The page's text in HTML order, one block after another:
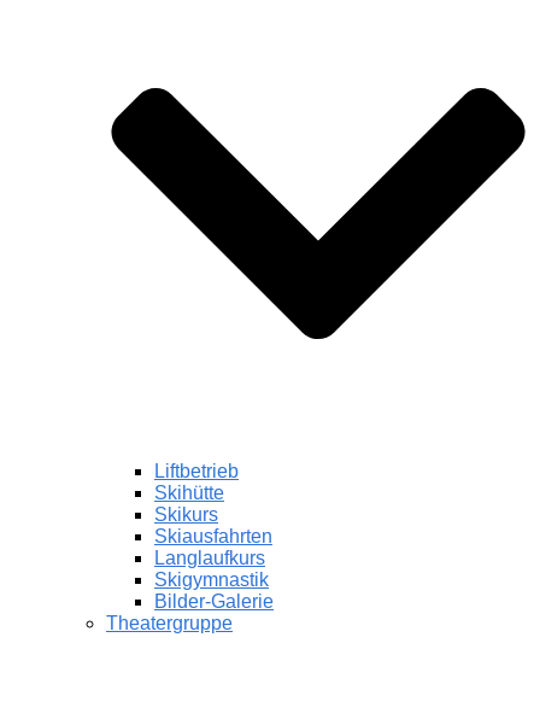
Liftbetrieb
Skihütte
Skikurs
Skiausfahrten
Langlaufkurs
Skigymnastik
Bilder-Galerie
Theatergruppe